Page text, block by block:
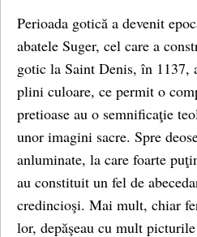
Perioada gotică a devenit
abatele Suger, cel care a
gotic la Saint Denis, în 1137,
plini culoare, ce permit o
pretioase au o semnificaţie
unor imagini sacre. Spre
anluminate, la care foarte
au constituit un fel de
credincioşi. Mai mult, chiar
lor, depăşeau cu mult